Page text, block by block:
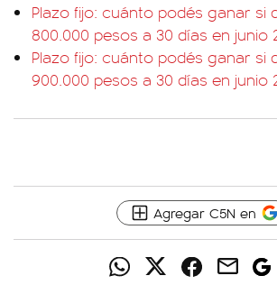
Plazo fijo: cuánto podés ganar si
800.000 pesos a 30 días en junio
Plazo fijo: cuánto podés ganar si
900.000 pesos a 30 días en junio
Agregar C5N en